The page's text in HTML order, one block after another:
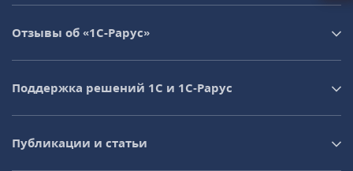
Отзывы об «1С-Рарус»
Поддержка решений 1С и 1С‑Рарус
Публикации и статьи